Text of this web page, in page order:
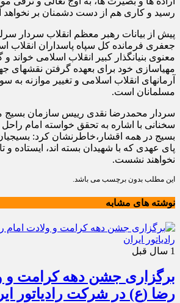
رسید و کاری هم از دست دشمنان بر نخواهد
پیش از بیانات رهبر معظم انقلاب سردار
جعفری فرمانده کل سپاه پاسداران انقلاب
معنوی بنیانگذار کبیر انقلاب اسلامی
مهیاسازی خود برای بعهده گرفتن نقشهای
آرمانهای انقلاب اسلامی و تغییر موازنه
مسلمانان است.
سردار محمدرضا نقدی رییس سازمان بسیج
سخنانی با اشاره به تحقق خواسته امام
بسیج در همه اقشار،خاطرنشان کرد:
پای عهدی که با شهیدان بسته اند، ایستاده و
نخواهند نشست.
این مطلب بدون برچسب می باشد.
نوشته های مشابه
1 سال قبل
برگزاری جشن دهه کرامت و
رضا (ع) در شرکت رادیاتور